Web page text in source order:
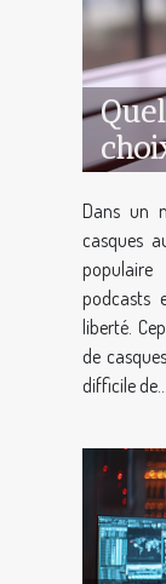
Dans un
casques
podcasts
liberté.
de
difficile de...